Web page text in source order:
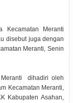
Kecamatan Meranti
disebut juga dengan
Meranti, Senin
Meranti dihadiri oleh
Kecamatan Meranti,
Kabupaten Asahan,